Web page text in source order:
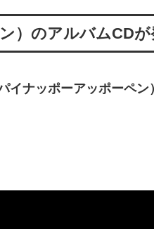
）のアルバムCDが
イナッポーアッポーペン